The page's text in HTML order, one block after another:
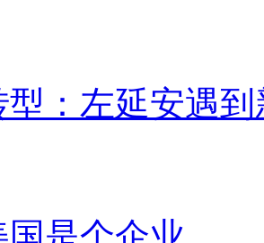
型：左延安遇
是个企业